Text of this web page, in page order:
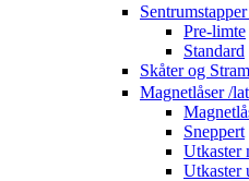
Sentrumstapper
Pre-limte
Standard
Skåter og
Magnetlåser /
Sneppert
Utkaster
Utkaster